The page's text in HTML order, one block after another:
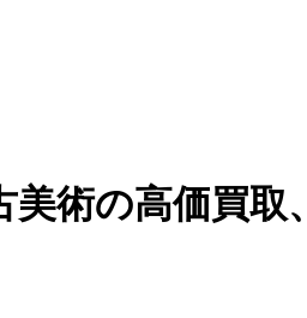
術の高価買取